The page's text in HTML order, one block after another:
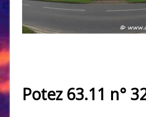
Potez 63.11 n°